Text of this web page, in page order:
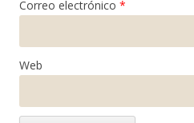
Correo electrónico *
Web